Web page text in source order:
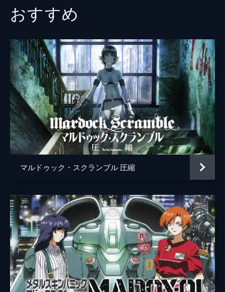
監督 大友克洋
脚本 大友克洋
村井さだゆき
音楽 スティーヴ・ジャブロンスキー
演出 高木真司
アニメーション制作 サンライズ
おすすめ
マルドゥック・スクランブル 圧縮